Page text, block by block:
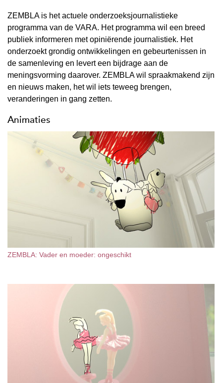
ZEMBLA is het actuele onderzoeksjournalistieke
programma van de VARA. Het programma wil een breed
publiek informeren met opiniërende journalistiek. Het
onderzoekt grondig ontwikkelingen en gebeurtenissen in
de samenleving en levert een bijdrage aan de
meningsvorming daarover. ZEMBLA wil spraakmakend zijn
en nieuws maken, het wil iets teweeg brengen,
veranderingen in gang zetten.
Animaties
ZEMBLA: Vader en moeder: ongeschikt